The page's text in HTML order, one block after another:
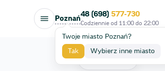
Poznań
Twoje miasto Poznań?
Tak Wybierz inne miasto
48 (698) 577-730
Codziennie od 11:00 do 22:00